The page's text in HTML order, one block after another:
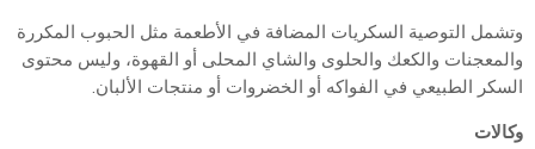
وتشمل التوصية السكريات المضافة في الأطعمة مثل الحبوب المكررة
والمعجنات والكعك والحلوى والشاي المحلى أو القهوة، وليس محتوى
السكر الطبيعي في الفواكه أو الخضروات أو منتجات الألبان.
وكالات